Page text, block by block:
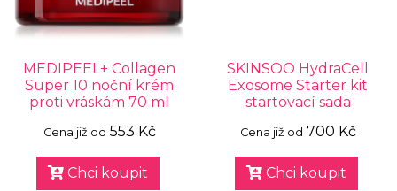
MEDIPEEL+ Collagen
Super 10 noční krém
proti vráskám 70 ml
Cena již od 553 Kč
Chci koupit
SKINSOO HydraCell
Exosome Starter kit
startovací sada
Cena již od 700 Kč
Chci koupit